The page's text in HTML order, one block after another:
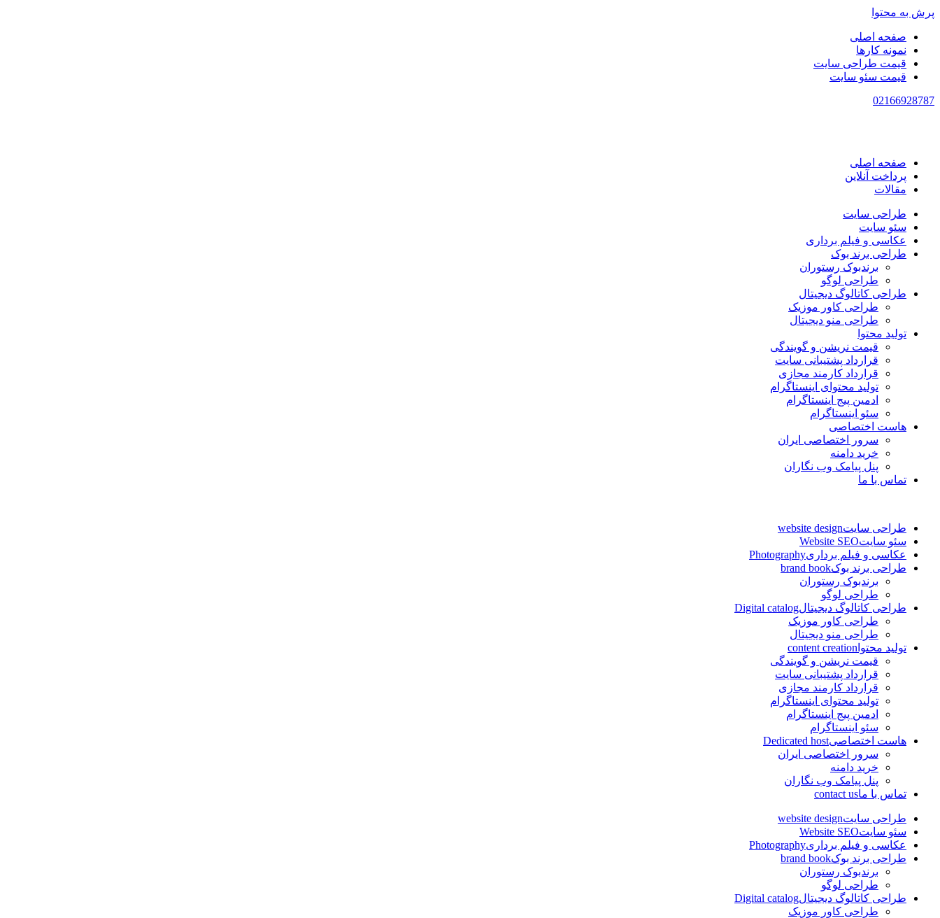
پرش به محتوا
صفحه اصلی
نمونه کارها
قیمت طراحی سایت
قیمت سئو سایت
02166928787
صفحه اصلی
پرداخت آنلاین
مقالات
طراحی سایت
سئو سایت
عکاسی و فیلم برداری
طراحی برند بوک
برندبوک رستوران
طراحی لوگو
طراحی کاتالوگ دیجیتال
طراحی کاور موزیک
طراحی منو دیجیتال
تولید محتوا
قیمت نریشن و گویندگی
قرارداد پشتیبانی سایت
قرارداد کارمند مجازی
تولید محتوای اینستاگرام
ادمین پیج اینستاگرام
سئو اینستاگرام
هاست اختصاصی
سرور اختصاصی ایران
خرید دامنه
پنل پیامک وب نگاران
تماس با ما
طراحی سایتwebsite design
سئو سایتWebsite SEO
عکاسی و فیلم برداریPhotography
طراحی برند بوکbrand book
برندبوک رستوران
طراحی لوگو
طراحی کاتالوگ دیجیتالDigital catalog
طراحی کاور موزیک
طراحی منو دیجیتال
تولید محتوا content creation
قیمت نریشن و گویندگی
قرارداد پشتیبانی سایت
قرارداد کارمند مجازی
تولید محتوای اینستاگرام
ادمین پیج اینستاگرام
سئو اینستاگرام
هاست اختصاصیDedicated host
سرور اختصاصی ایران
خرید دامنه
پنل پیامک وب نگاران
تماس با ماcontact us
طراحی سایتwebsite design
سئو سایتWebsite SEO
عکاسی و فیلم برداریPhotography
طراحی برند بوکbrand book
برندبوک رستوران
طراحی لوگو
طراحی کاتالوگ دیجیتالDigital catalog
طراحی کاور موزیک